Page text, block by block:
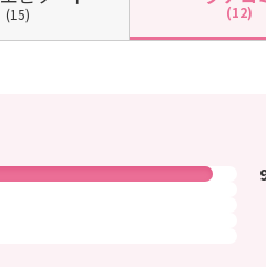
(15) (12)